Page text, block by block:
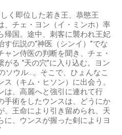
く即位した若き王、恭愍王
、チェ・ヨン（イ・ミンホ）率
帰国。途中、刺客に襲われ王妃
伝説の“神医（シンイ）”でな
ン侍医の判断を聞き、チェ・
る “天の穴”に入り込む。ヨン
ソウル…。そこで、ひょんなこ
（キム・ヒソン）に出会う。
は、高麗へと強引に連れて行
手術をしたウンスは、どうにか
、王命により引き留められ、天
に、ウンスが握った剣によりヨ